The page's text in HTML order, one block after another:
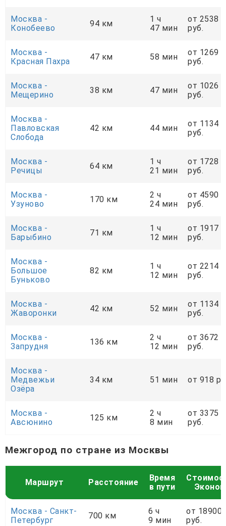
Москва -
Конобеево
94 км
1 ч
47 мин
от 2538
руб.
Москва -
Красная Пахра
47 км 58 мин
от 1269
руб.
Москва -
Мещерино
38 км 47 мин
от 1026
руб.
Москва -
Павловская
Слобода
42 км 44 мин
от 1134
руб.
Москва -
Речицы
64 км
1 ч
21 мин
от 1728
руб.
Москва -
Узуново
170 км
2 ч
24 мин
от 4590
руб.
Москва -
Барыбино
71 км
1 ч
12 мин
от 1917
руб.
Москва -
Большое
Буньково
82 км
1 ч
12 мин
от 2214
руб.
Москва -
Жаворонки
42 км 52 мин
от 1134
руб.
Москва -
Запрудня
136 км
2 ч
12 мин
от 3672
руб.
Москва -
Медвежьи
Озёра
34 км 51 мин от 918
Москва -
Авсюнино
125 км
2 ч
8 мин
от 3375
руб.
Межгород по стране из Москвы
Маршрут Расстояние
Время
в пути
Эконом
Москва - Санкт-
Петербург
700 км
6 ч
9 мин
от 18900
руб.